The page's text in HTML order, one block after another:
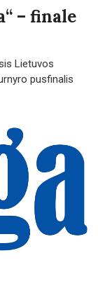
– finale
Lietuvos
pusfinalis